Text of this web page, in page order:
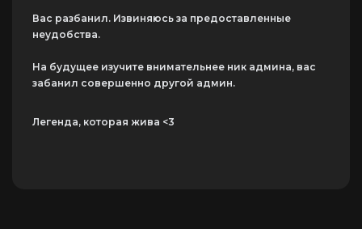
Вас разбанил. Извиняюсь за предоставленные
неудобства.
На будущее изучите внимательнее ник админа, вас
забанил совершенно другой админ.
Легенда, которая жива <3